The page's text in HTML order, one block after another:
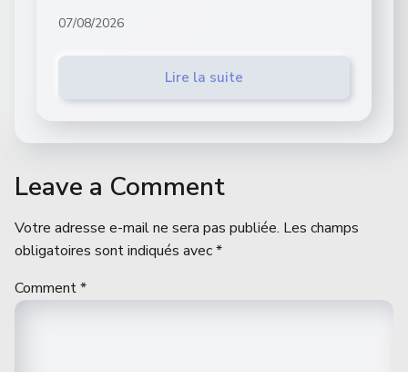
07/08/2026
Lire la suite
Leave a Comment
Votre adresse e-mail ne sera pas publiée. Les champs
obligatoires sont indiqués avec*
Comment*